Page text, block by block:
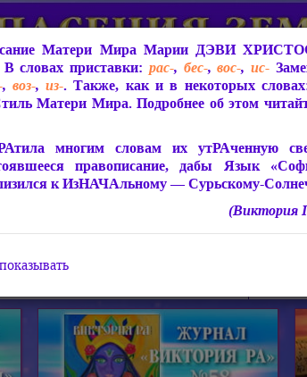
Матери Мира
Живое Слово
Статьи, Книги,
Матери Мира Марии ДЭВИ
словах приставки: рас-, бес-,вос-, ис-
, воз-,из-. Также, как и в некоторых
Матери Мира. Подробнее об этом
многим словам их утРАченную
правописание, дабы Язык
к ИзНАЧАльному — Сурьскому-
(Виктория